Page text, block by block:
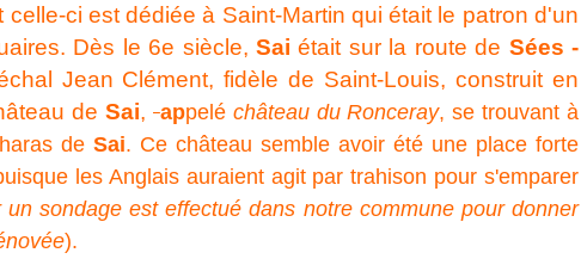
celle-ci est dédiée à Saint-Martin qui était le patron d'un
Dès le 6e siècle, Sai était sur la route de Sées -
Jean Clément, fidèle de Saint-Louis, construit en
deSai, appelé château du Ronceray, se trouvant à
de Sai. Ce château semble avoir été une place forte
les Anglais auraient agit par trahison pour s'emparer
un sondage est effectué dans notre commune pour donner
).